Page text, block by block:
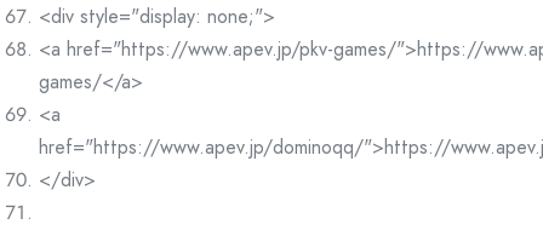
<div style="display: none;">
<a href="https://www.apev.jp/pkv-games/">https://
games/</a>
<a
href="https://www.apev.jp/dominoqq/">https://
</div>